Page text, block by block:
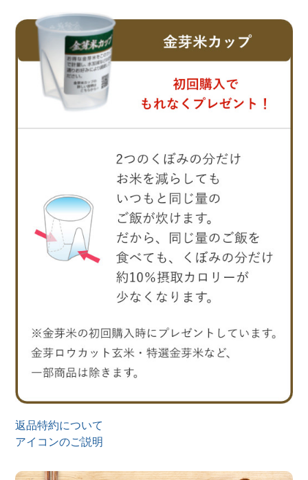
返品特約について
アイコンのご説明